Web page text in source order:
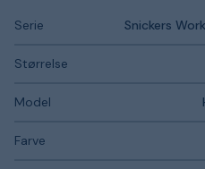
Serie
Størrelse
Model
Farve